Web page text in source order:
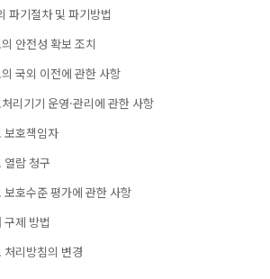
파기절차 및 파기방법
안전성 확보 조치
국외 이전에 관한 사항
리기기 운영·관리에 관한 사항
보호책임자
열람 청구
호수준 평가에 관한 사항
제 방법
리방침의 변경